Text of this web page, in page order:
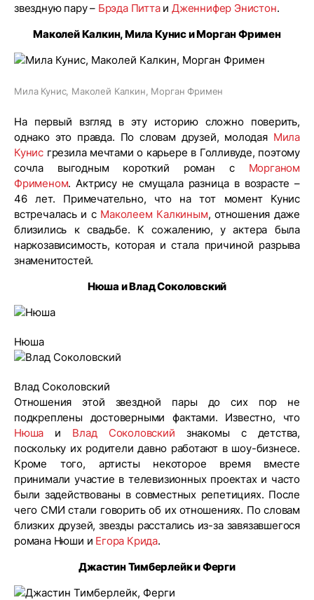
звездную пару – Брэда Питтаи Дженнифер Энистон.
Маколей Калкин, Мила Кунис и Морган Фримен
Мила Кунис, Маколей Калкин, Морган Фримен
На первый взгляд в эту историю сложно поверить,
однако это правда. По словам друзей, молодая Мила
Кунис грезила мечтами о карьере в Голливуде, поэтому
сочла выгодным короткий роман с Морганом
Фрименом. Актрису не смущала разница в возрасте –
46 лет. Примечательно, что на тот момент Кунис
встречалась и с Маколеем Калкиным, отношения даже
близились к свадьбе. К сожалению, у актера была
наркозависимость, которая и стала причиной разрыва
знаменитостей.
Нюша и Влад Соколовский
Нюша
Влад Соколовский
Отношения этой звездной пары до сих пор не
подкреплены достоверными фактами. Известно, что
Нюша и Влад Соколовский знакомы с детства,
поскольку их родители давно работают в шоу-бизнесе.
Кроме того, артисты некоторое время вместе
принимали участие в телевизионных проектах и часто
были задействованы в совместных репетициях. После
чего СМИ стали говорить об их отношениях. По словам
близких друзей, звезды расстались из-за завязавшегося
романа Нюши и Егора Крида.
Джастин Тимберлейк и Ферги